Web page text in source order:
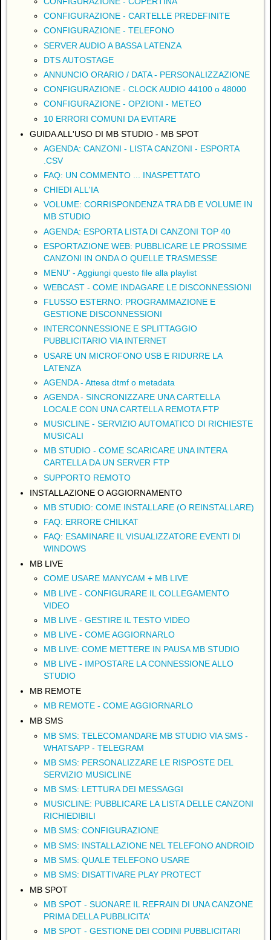
CONFIGURAZIONE - CARTELLE PREDEFINITE
CONFIGURAZIONE - TELEFONO
SERVER AUDIO A BASSA LATENZA
DTS AUTOSTAGE
ANNUNCIO ORARIO / DATA - PERSONALIZZAZIONE
CONFIGURAZIONE - CLOCK AUDIO 44100 o 48000
CONFIGURAZIONE - OPZIONI - METEO
10 ERRORI COMUNI DA EVITARE
GUIDA ALL'USO DI MB STUDIO - MB SPOT
AGENDA: CANZONI - LISTA CANZONI - ESPORTA
.CSV
FAQ: UN COMMENTO ... INASPETTATO
CHIEDI ALL'IA
VOLUME: CORRISPONDENZA TRA DB E VOLUME IN
MB STUDIO
AGENDA: ESPORTA LISTA DI CANZONI TOP 40
ESPORTAZIONE WEB: PUBBLICARE LE PROSSIME
CANZONI IN ONDA O QUELLE TRASMESSE
MENU' - Aggiungi questo file alla playlist
WEBCAST - COME INDAGARE LE DISCONNESSIONI
FLUSSO ESTERNO: PROGRAMMAZIONE E
GESTIONE DISCONNESSIONI
INTERCONNESSIONE E SPLITTAGGIO
PUBBLICITARIO VIA INTERNET
USARE UN MICROFONO USB E RIDURRE LA
LATENZA
AGENDA - Attesa dtmf o metadata
AGENDA - SINCRONIZZARE UNA CARTELLA
LOCALE CON UNA CARTELLA REMOTA FTP
MUSICLINE - SERVIZIO AUTOMATICO DI RICHIESTE
MUSICALI
MB STUDIO - COME SCARICARE UNA INTERA
CARTELLA DA UN SERVER FTP
SUPPORTO REMOTO
INSTALLAZIONE O AGGIORNAMENTO
MB STUDIO: COME INSTALLARE (O REINSTALLARE)
FAQ: ERRORE CHILKAT
FAQ: ESAMINARE IL VISUALIZZATORE EVENTI DI
WINDOWS
MB LIVE
COME USARE MANYCAM + MB LIVE
MB LIVE - CONFIGURARE IL COLLEGAMENTO
VIDEO
MB LIVE - GESTIRE IL TESTO VIDEO
MB LIVE - COME AGGIORNARLO
MB LIVE: COME METTERE IN PAUSA MB STUDIO
MB LIVE - IMPOSTARE LA CONNESSIONE ALLO
STUDIO
MB REMOTE
MB REMOTE - COME AGGIORNARLO
MB SMS
MB SMS: TELECOMANDARE MB STUDIO VIA SMS -
WHATSAPP - TELEGRAM
MB SMS: PERSONALIZZARE LE RISPOSTE DEL
SERVIZIO MUSICLINE
MB SMS: LETTURA DEI MESSAGGI
MUSICLINE: PUBBLICARE LA LISTA DELLE CANZONI
RICHIEDIBILI
MB SMS: CONFIGURAZIONE
MB SMS: INSTALLAZIONE NEL TELEFONO ANDROID
MB SMS: QUALE TELEFONO USARE
MB SMS: DISATTIVARE PLAY PROTECT
MB SPOT
MB SPOT - SUONARE IL REFRAIN DI UNA CANZONE
PRIMA DELLA PUBBLICITA'
MB SPOT - GESTIONE DEI CODINI PUBBLICITARI